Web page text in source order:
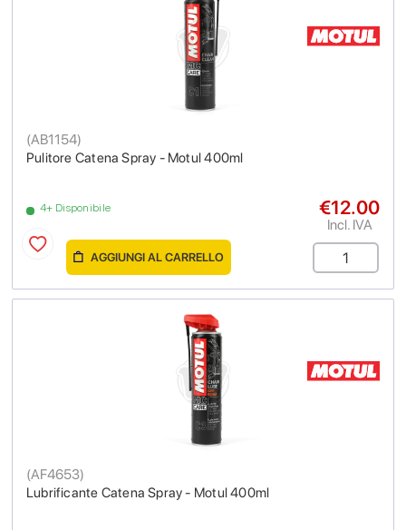
Pulitore Catena Spray - Motul 400ml
(AB1154)
4+ Disponibile €12.00
Incl. IVA
AGGIUNGI AL CARRELLO
Lubrificante Catena Spray - Motul 400ml
(AF4653)